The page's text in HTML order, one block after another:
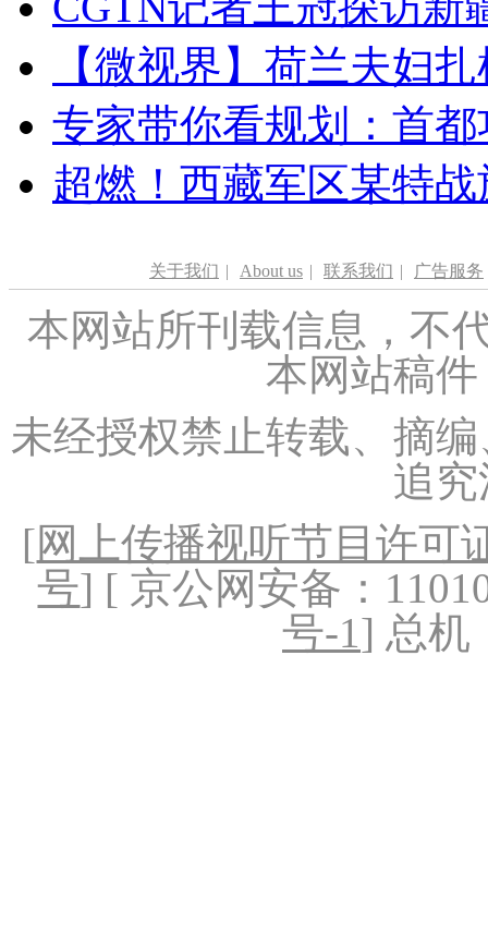
【微视界】荷兰夫妇
专家带你看规划：首
超燃！西藏军区某特
关于我们 | About us | 联系我们 | 广告服务
本网站所刊载信息，不
本网站稿
未经授权禁止转载、摘
追
[网上传播视听节目许可
号] [ 京公网安备：
号-1] 总机